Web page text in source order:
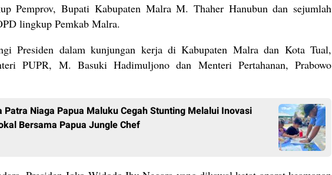
Pemprov, Bupati Kabupaten Malra M. Thaher Hanubun dan sejumlah
lingkup Pemkab Malra.
Presiden dalam kunjungan kerja di Kabupaten Malra dan Kota Tual,
PUPR, M. Basuki Hadimuljono dan Menteri Pertahanan, Prabowo
Patra Niaga Papua Maluku Cegah Stunting Melalui Inovasi
Bersama Papua Jungle Chef